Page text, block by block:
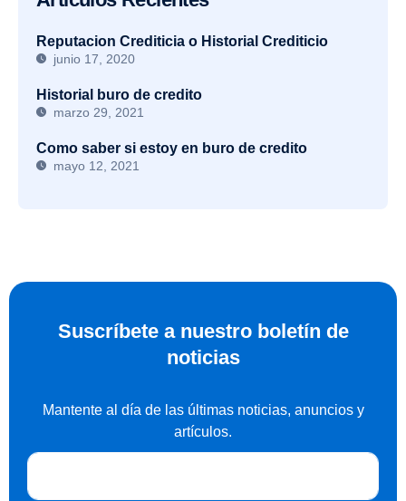
Reputacion Crediticia o Historial Crediticio
junio 17, 2020
Historial buro de credito
marzo 29, 2021
Como saber si estoy en buro de credito
mayo 12, 2021
Suscríbete a nuestro boletín de
noticias
Mantente al día de las últimas noticias, anuncios y
artículos.